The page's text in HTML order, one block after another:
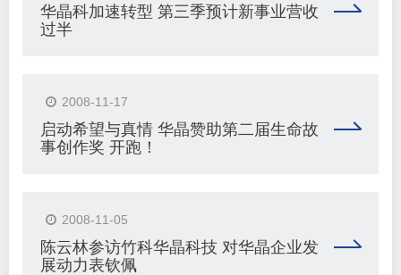
华晶科加速转型 第三季预计新事业营收
过半
2008-11-17
启动希望与真情 华晶赞助第二届生命故
事创作奖 开跑！
2008-11-05
陈云林参访竹科华晶科技 对华晶企业发
展动力表钦佩